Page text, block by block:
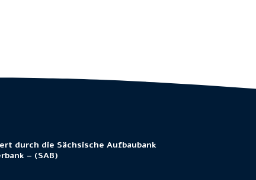
durch die Sächsische Aufbaubank
– (SAB)